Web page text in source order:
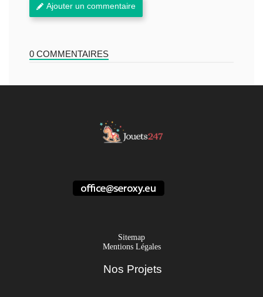
Ajouter un commentaire
0 COMMENTAIRES
Sitemap
Mentions Légales
Nos Projets